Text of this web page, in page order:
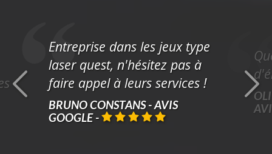
Entreprise dans les jeux type
laser quest, n'hésitez pas à
faire appel à leurs services !
BRUNO CONSTANS - AVIS
GOOGLE -